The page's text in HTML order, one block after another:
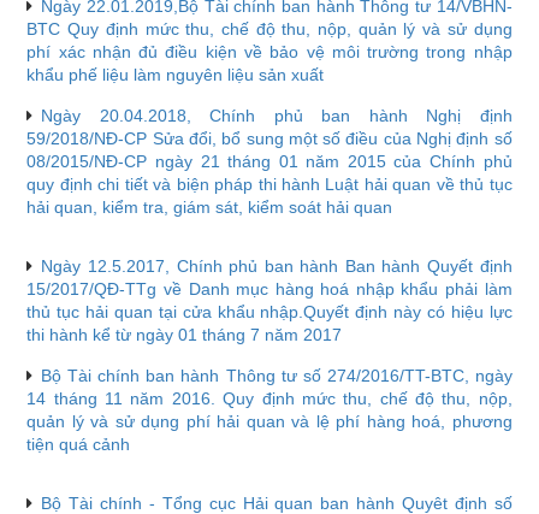
Ngày 22.01.2019,Bộ Tài chính ban hành Thông tư 14/VBHN-
BTC Quy định mức thu, chế độ thu, nộp, quản lý và sử dụng
phí xác nhận đủ điều kiện về bảo vệ môi trường trong nhập
khẩu phế liệu làm nguyên liệu sản xuất
Ngày 20.04.2018, Chính phủ ban hành Nghị định
59/2018/NĐ-CP Sửa đổi, bổ sung một số điều của Nghị định số
08/2015/NĐ-CP ngày 21 tháng 01 năm 2015 của Chính phủ
quy định chi tiết và biện pháp thi hành Luật hải quan về thủ tục
hải quan, kiểm tra, giám sát, kiểm soát hải quan
Ngày 12.5.2017, Chính phủ ban hành Ban hành Quyết định
15/2017/QĐ-TTg về Danh mục hàng hoá nhập khẩu phải làm
thủ tục hải quan tại cửa khẩu nhập.Quyết định này có hiệu lực
thi hành kể từ ngày 01 tháng 7 năm 2017
Bộ Tài chính ban hành Thông tư số 274/2016/TT-BTC, ngày
14 tháng 11 năm 2016. Quy định mức thu, chế độ thu, nộp,
quản lý và sử dụng phí hải quan và lệ phí hàng hoá, phương
tiện quá cảnh
Bộ Tài chính - Tổng cục Hải quan ban hành Quyêt định số